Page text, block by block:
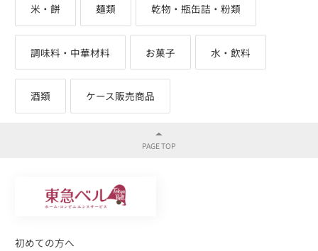
米・餅 麺類 乾物・瓶缶詰・粉類
調味料・中華材料 お菓子 水・飲料
酒類 ケース販売商品
初めての方へ